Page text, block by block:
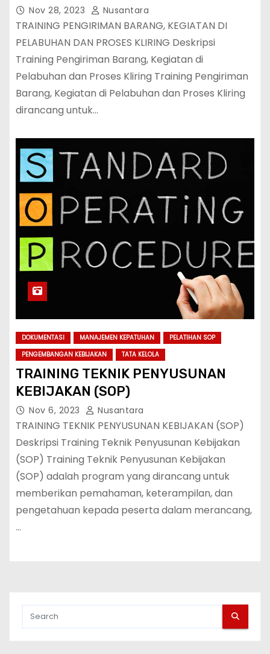
Nov 28, 2023 Nusantara
TRAINING PENGIRIMAN BARANG, KEGIATAN DI
PELABUHAN DAN PROSES KLIRING Deskripsi
Training Pengiriman Barang, Kegiatan di
Pelabuhan dan Proses Kliring Training Pengiriman
Barang, Kegiatan di Pelabuhan dan Proses Kliring
dirancang untuk…
DOKUMENTASI MANAJEMEN KEPATUHAN
PELATIHAN SOP
PENGEMBANGAN KEBIJAKAN
TATA KELOLA
TRAINING TEKNIK PENYUSUNAN
KEBIJAKAN (SOP)
Nov 6, 2023 Nusantara
TRAINING TEKNIK PENYUSUNAN KEBIJAKAN (SOP)
Deskripsi Training Teknik Penyusunan Kebijakan
(SOP) Training Teknik Penyusunan Kebijakan
(SOP) adalah program yang dirancang untuk
memberikan pemahaman, keterampilan, dan
pengetahuan kepada peserta dalam merancang,
…